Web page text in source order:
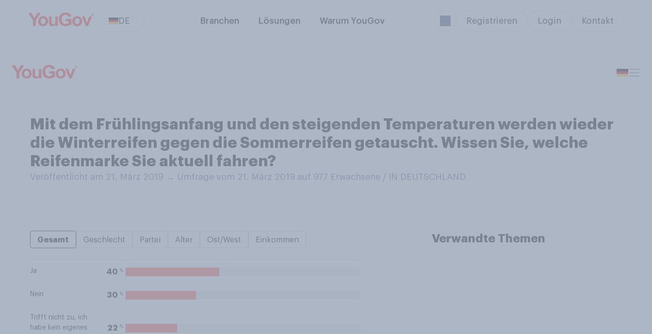
DE Branchen Lösungen Warum YouGov Registrieren Login Kontakt
Mit dem Frühlingsanfang und den steigenden Temperaturen werden wieder
die Winterreifen gegen die Sommerreifen getauscht. Wissen Sie, welche
Reifenmarke Sie aktuell fahren?
Veröffentlicht am 21. März 2019 → Umfrage vom 21. März 2019 auf 977 Erwachsene / IN DEUTSCHLAND
Gesamt Geschlecht Partei Alter Ost/West Einkommen
Ja 40 %
Nein 30 %
Trifft nicht zu, ich
habe kein eigenes
22 %
Verwandte Themen